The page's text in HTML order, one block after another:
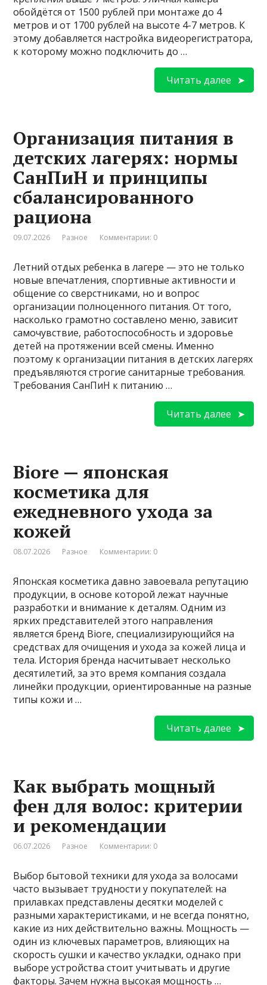
обойдётся от 1500 рублей при монтаже до 4
метров и от 1700 рублей на высоте 4-7 метров. К
этому добавляется настройка видеорегистратора,
к которому можно подключить до …
Читать далее
Организация питания в
детских лагерях: нормы
СанПиН и принципы
сбалансированного
рациона
09.07.2026 Разное Комментарии: 0
Летний отдых ребенка в лагере — это не только
новые впечатления, спортивные активности и
общение со сверстниками, но и вопрос
организации полноценного питания. От того,
насколько грамотно составлено меню, зависит
самочувствие, работоспособность и здоровье
детей на протяжении всей смены. Именно
поэтому к организации питания в детских лагерях
предъявляются строгие санитарные требования.
Требования СанПиН к питанию …
Читать далее
Biore — японская
косметика для
ежедневного ухода за
кожей
08.07.2026 Разное Комментарии: 0
Японская косметика давно завоевала репутацию
продукции, в основе которой лежат научные
разработки и внимание к деталям. Одним из
ярких представителей этого направления
является бренд Biore, специализирующийся на
средствах для очищения и ухода за кожей лица и
тела. История бренда насчитывает несколько
десятилетий, за это время компания создала
линейки продукции, ориентированные на разные
типы кожи и …
Читать далее
Как выбрать мощный
фен для волос: критерии
и рекомендации
06.07.2026 Разное Комментарии: 0
Выбор бытовой техники для ухода за волосами
часто вызывает трудности у покупателей: на
прилавках представлены десятки моделей с
разными характеристиками, и не всегда понятно,
какие из них действительно важны. Мощность —
один из ключевых параметров, влияющих на
скорость сушки и качество укладки, однако при
выборе устройства стоит учитывать и другие
факторы. Зачем нужна высокая мощность …